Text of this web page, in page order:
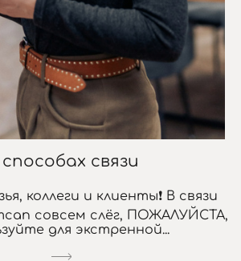
связи
коллеги и клиенты❗ В связи
совсем слёг, ПОЖАЛУЙСТА,
для экстренной...